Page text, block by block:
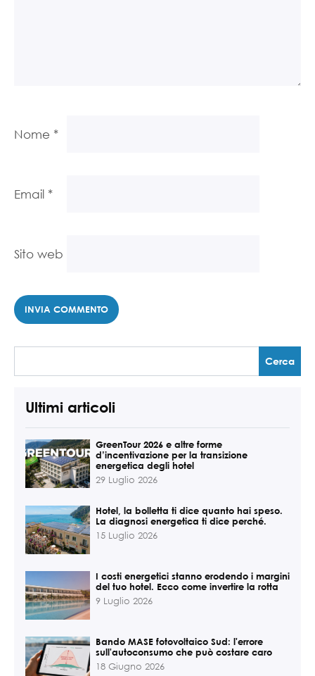
Nome *
Email *
Sito web
Ultimi articoli
GreenTour 2026 e altre forme
d’incentivazione per la transizione
energetica degli hotel
29 Luglio 2026
Hotel, la bolletta ti dice quanto hai speso.
La diagnosi energetica ti dice perché.
15 Luglio 2026
I costi energetici stanno erodendo i margini
del tuo hotel. Ecco come invertire la rotta
9 Luglio 2026
Bando MASE fotovoltaico Sud: l'errore
sull'autoconsumo che può costare caro
18 Giugno 2026